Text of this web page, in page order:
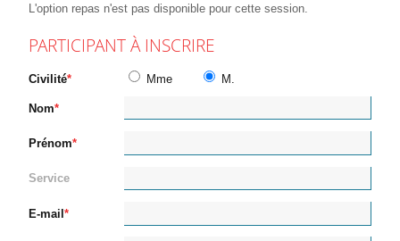
L'option repas n'est pas disponible pour cette session.
PARTICIPANT À INSCRIRE
Civilité Mme M.
Nom
Prénom
Service
E-mail